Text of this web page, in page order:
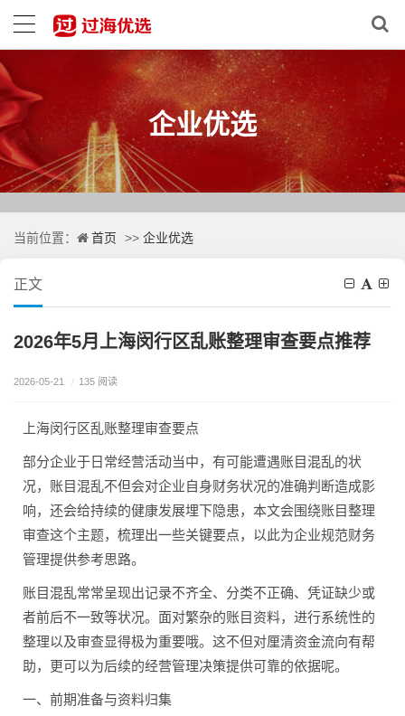
企业优选
当前位置： 首页 >> 企业优选
正文
2026年5月上海闵行区乱账整理审查要点推荐
2026-05-21 / 135 阅读
上海闵行区乱账整理审查要点
部分企业于日常经营活动当中，有可能遭遇账目混乱的状
况，账目混乱不但会对企业自身财务状况的准确判断造成影
响，还会给持续的健康发展埋下隐患，本文会围绕账目整理
审查这个主题，梳理出一些关键要点，以此为企业规范财务
管理提供参考思路。
账目混乱常常呈现出记录不齐全、分类不正确、凭证缺少或
者前后不一致等状况。面对繁杂的账目资料，进行系统性的
整理以及审查显得极为重要哦。这不但对厘清资金流向有帮
助，更可以为后续的经营管理决策提供可靠的依据呢。
一、前期准备与资料归集